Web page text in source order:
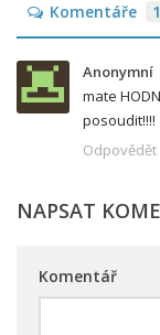
Komentáře 1
Anonymní
mate
posoudit!!!!
Odpovědět
NAPSAT
Komentář